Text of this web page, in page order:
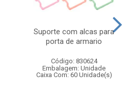
Suporte com alcas para
porta de armario
Código: 830624
Embalagem: Unidade
Caixa Com: 60 Unidade(s)